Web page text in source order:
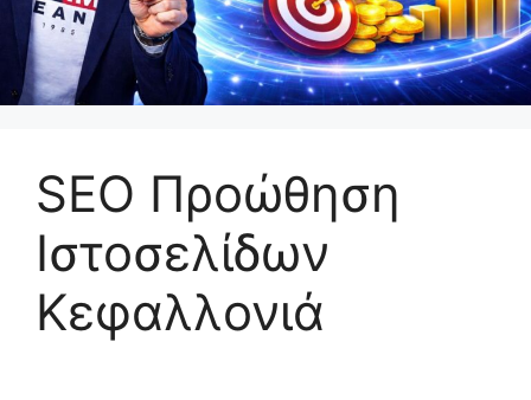
SEO Προώθηση
Ιστοσελίδων
Κεφαλλονιά